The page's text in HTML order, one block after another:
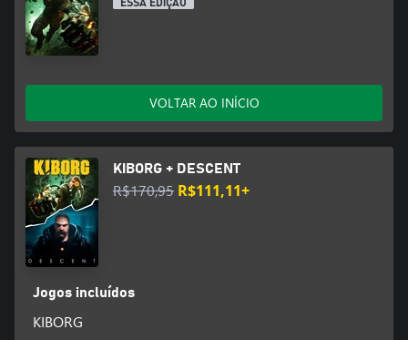
ESSA EDIÇÃO
VOLTAR AO INÍCIO
KIBORG + DESCENT
R$170,95 R$111,11+
Jogos incluídos
KIBORG